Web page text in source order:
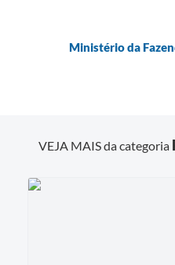
Ministério da
VEJA MAIS da categoria